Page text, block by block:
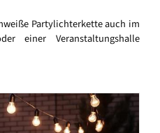
Partylichterkette auch im
einer Veranstaltungshalle